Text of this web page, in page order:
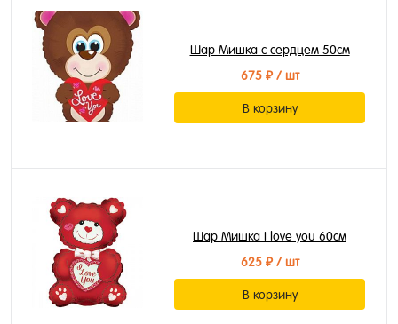
Шар Мишка с сердцем 50см
675 ₽/ шт
В корзину
Шар Мишка I love you 60см
625 ₽/ шт
В корзину